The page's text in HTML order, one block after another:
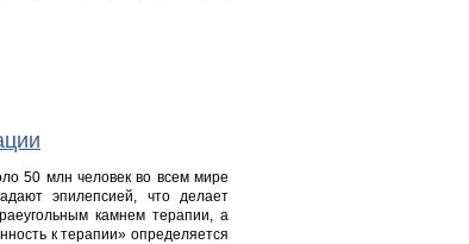
50 млн человек во всем мире
эпилепсией, что делает
камнем терапии, а
к терапии» определяется